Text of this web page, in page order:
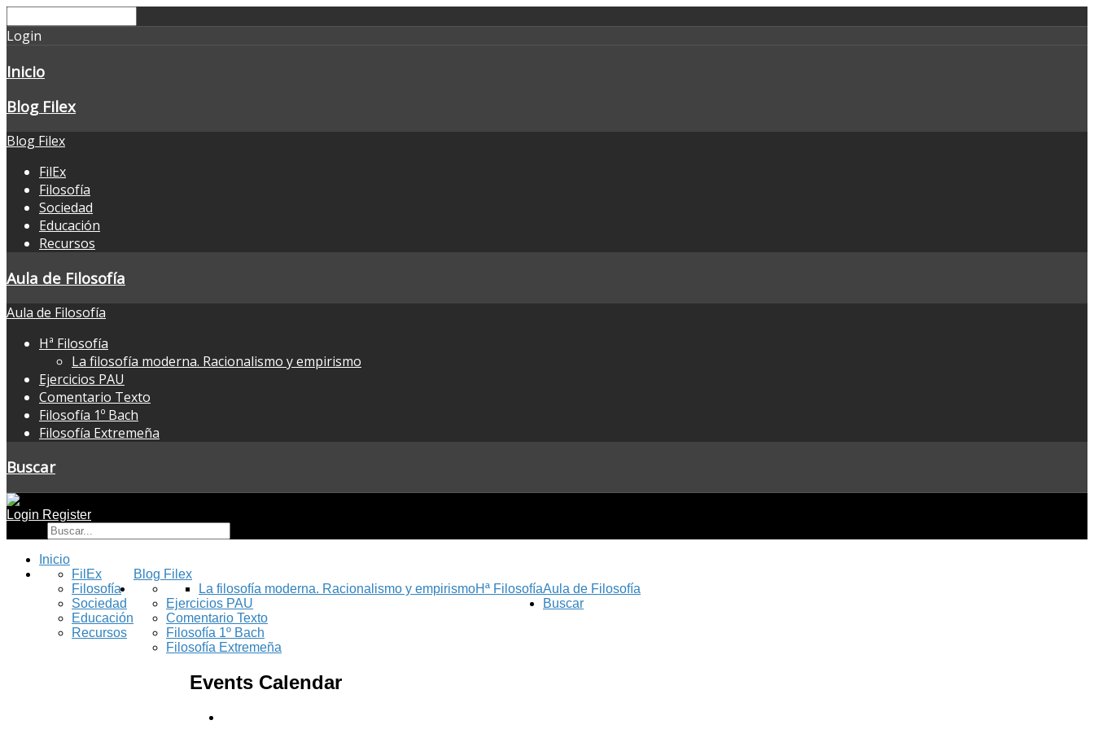
Login
Inicio
Blog Filex
Blog Filex
FilEx
Filosofía
Sociedad
Educación
Recursos
Aula de Filosofía
Aula de Filosofía
Hª Filosofía
La filosofía moderna. Racionalismo y empirismo
Ejercicios PAU
Comentario Texto
Filosofía 1º Bach
Filosofía Extremeña
Buscar
Login Register
Inicio
Blog Filex
FilEx
Filosofía
Sociedad
Educación
Recursos
Aula de Filosofía
Hª Filosofía
La filosofía moderna. Racionalismo y empirismo
Ejercicios PAU
Comentario Texto
Filosofía 1º Bach
Filosofía Extremeña
Buscar
Events Calendar